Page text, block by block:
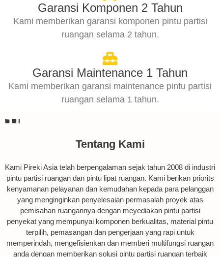
Garansi Komponen 2 Tahun
Kami memberikan garansi komponen pintu partisi
ruangan selama 2 tahun.
Garansi Maintenance 1 Tahun
Kami memberikan garansi maintenance pintu partisi
ruangan selama 1 tahun.
Tentang Kami
Kami Pireki Asia telah berpengalaman sejak tahun 2008 di industri
pintu partisi ruangan dan pintu lipat ruangan. Kami berikan priorits
kenyamanan pelayanan dan kemudahan kepada para pelanggan
yang menginginkan penyelesaian permasalah proyek atas
pemisahan ruangannya dengan meyediakan pintu partisi
penyekat yang mempunyai komponen berkualitas, material pintu
terpilih, pemasangan dan pengerjaan yang rapi untuk
memperindah, mengefisienkan dan memberi multifungsi ruangan
anda dengan memberikan solusi pintu partisi ruangan terbaik